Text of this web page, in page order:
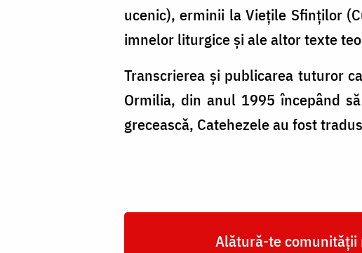
ucenic), erminii la Vieţile Sfinţilor
imnelor liturgice şi ale altor texte
Transcrierea şi publicarea tuturor
Ormilia, din anul 1995 începând
grecească, Catehezele au fost
Alătură-te comunității